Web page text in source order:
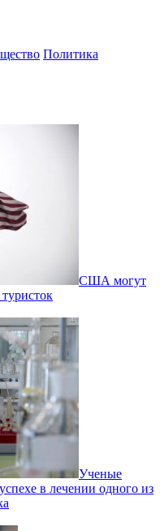
Политика
США могут
Ученые
в лечении одного из